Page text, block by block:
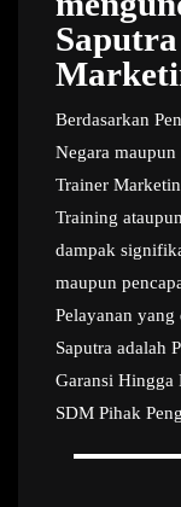
Berdasarkan
Negara maupun
Trainer
Training
dampak
maupun
Pelayanan
Saputra adalah
Garansi Hingga
SDM Pihak